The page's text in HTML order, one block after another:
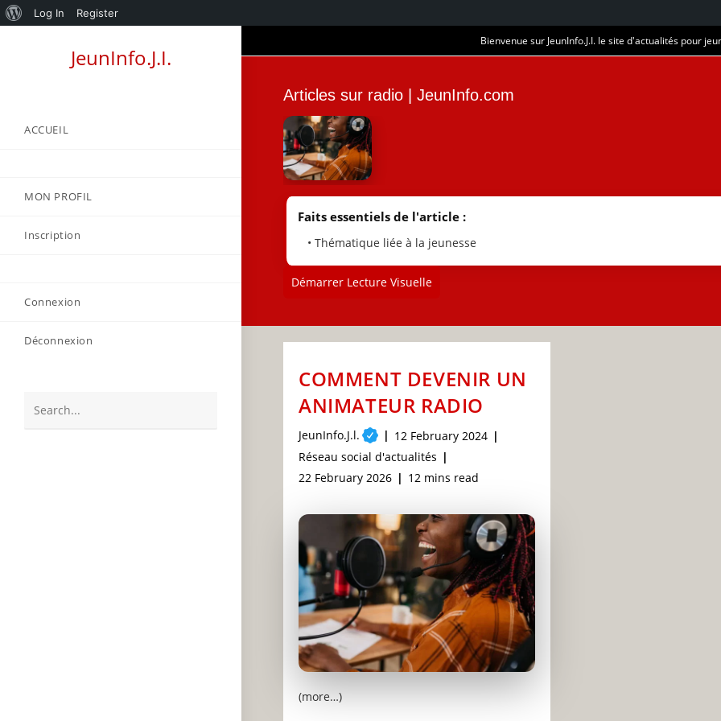
About
Log In Register
to
Bienvenue sur JeunInfo.J.I. le site d'actualités pour
JeunInfo.J.I.
ACCUEIL
MON PROFIL
Inscription
Connexion
Déconnexion
Articles sur radio | JeunInfo.com
Faits essentiels de l'article :
• Thématique liée à la jeunesse
Démarrer Lecture Visuelle
COMMENT DEVENIR UN
ANIMATEUR RADIO
Post
author:
JeunInfo.J.l.
Post
published:
12 February 2024
Post
category:
Réseau social d'actualités
Post
modified:
22 February 2026
Reading
12 mins read
(more…)